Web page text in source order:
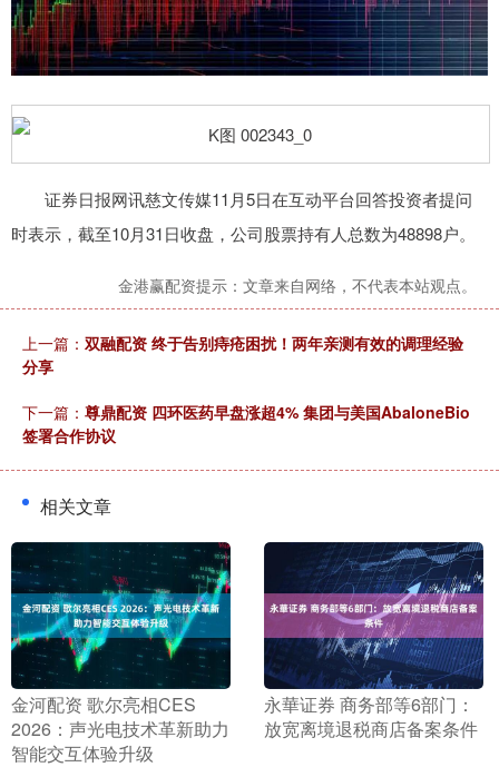
证券日报网讯慈文传媒11月5日在互动平台回答投资者提问
时表示，截至10月31日收盘，公司股票持有人总数为48898户。
金港赢配资提示：文章来自网络，不代表本站观点。
上一篇： 双融配资 终于告别痔疮困扰！两年亲测有效的调理经验
分享
下一篇： 尊鼎配资 四环医药早盘涨超4% 集团与美国AbaloneBio
签署合作协议
相关文章
​金河配资 歌尔亮相CES
2026：声光电技术革新助力
智能交互体验升级
​永華证券 商务部等6部门：
放宽离境退税商店备案条件